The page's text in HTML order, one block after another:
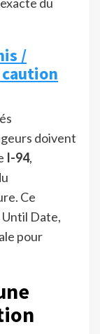
/
doivent
I-94,
Ce
Date,
pour